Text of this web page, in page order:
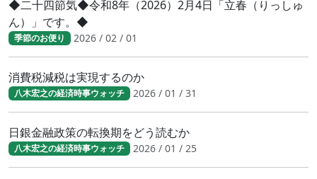
◆二十四節気◆令和8年（2026）2月4日「立春（りっしゅ
ん）」です。◆
季節のお便り 2026 / 02 / 01
消費税減税は実現するのか
八木宏之の経済時事ウォッチ 2026 / 01 / 31
日銀金融政策の転換期をどう読むか
八木宏之の経済時事ウォッチ 2026 / 01 / 25